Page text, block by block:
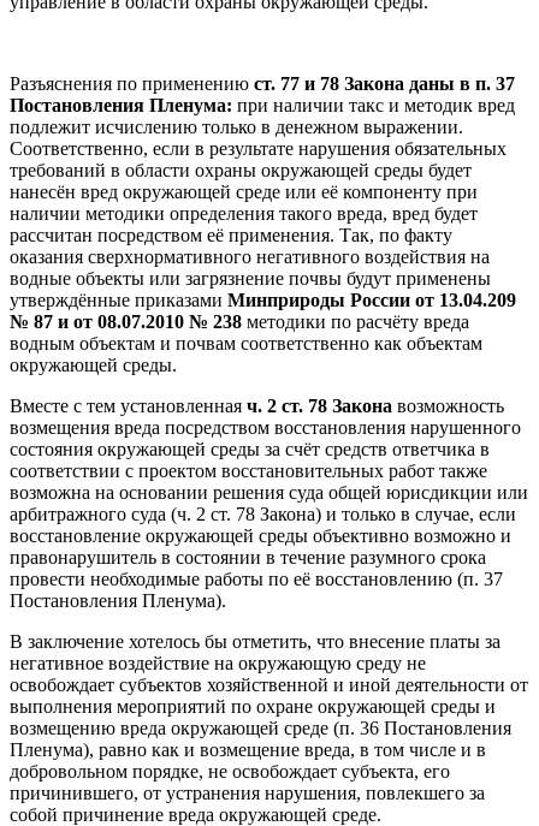
Разъяснения по применению ст. 77 и 78 Закона даны в п. 37
Постановления Пленума: при наличии такс и методик вред
подлежит исчислению только в денежном выражении.
Соответственно, если в результате нарушения обязательных
требований в области охраны окружающей среды будет
нанесён вред окружающей среде или её компоненту при
наличии методики определения такого вреда, вред будет
рассчитан посредством её применения. Так, по факту
оказания сверхнормативного негативного воздействия на
водные объекты или загрязнение почвы будут применены
утверждённые приказами Минприроды России от 13.04.209
№ 87 и от 08.07.2010 № 238 методики по расчёту вреда
водным объектам и почвам соответственно как объектам
окружающей среды.
Вместе с тем установленная ч. 2 ст. 78 Закона возможность
возмещения вреда посредством восстановления нарушенного
состояния окружающей среды за счёт средств ответчика в
соответствии с проектом восстановительных работ также
возможна на основании решения суда общей юрисдикции или
арбитражного суда (ч. 2 ст. 78 Закона) и только в случае, если
восстановление окружающей среды объективно возможно и
правонарушитель в состоянии в течение разумного срока
провести необходимые работы по её восстановлению (п. 37
Постановления Пленума).
В заключение хотелось бы отметить, что внесение платы за
негативное воздействие на окружающую среду не
освобождает субъектов хозяйственной и иной деятельности от
выполнения мероприятий по охране окружающей среды и
возмещению вреда окружающей среде (п. 36 Постановления
Пленума), равно как и возмещение вреда, в том числе и в
добровольном порядке, не освобождает субъекта, его
причинившего, от устранения нарушения, повлекшего за
собой причинение вреда окружающей среде.